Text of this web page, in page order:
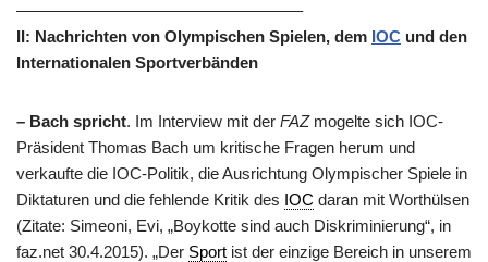
—————————————————–
II: Nachrichten von Olympischen Spielen, dem IOC und den
Internationalen Sportverbänden
– Bach spricht. Im Interview mit der FAZ mogelte sich IOC-
Präsident Thomas Bach um kritische Fragen herum und
verkaufte die IOC-Politik, die Ausrichtung Olympischer Spiele in
Diktaturen und die fehlende Kritik des IOC daran mit Worthülsen
(Zitate: Simeoni, Evi, „Boykotte sind auch Diskriminierung“, in
faz.net 30.4.2015). „Der Sport ist der einzige Bereich in unserem